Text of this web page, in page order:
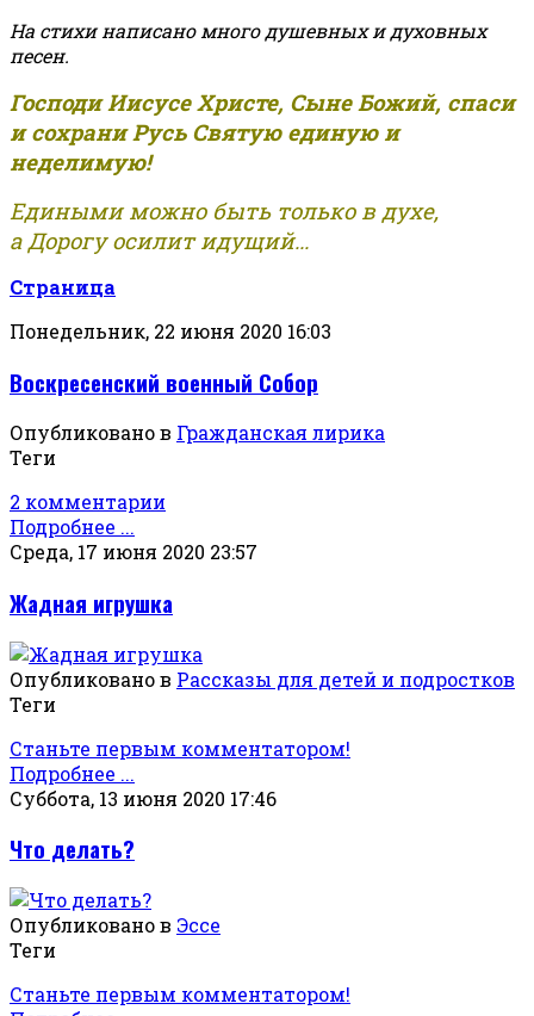
На стихи написано много душевных и духовных
песен.
Господи Иисусе Христе, Сыне Божий, спаси
и сохрани Русь Святую единую и
неделимую!
Едиными можно быть только в духе,
а Дорогу осилит идущий...
Страница
Понедельник, 22 июня 2020 16:03
Воскресенский военный Собор
Опубликовано в Гражданская лирика
Теги
2 комментарии
Подробнее ...
Среда, 17 июня 2020 23:57
Жадная игрушка
Опубликовано в Рассказы для детей и подростков
Теги
Станьте первым комментатором!
Подробнее ...
Суббота, 13 июня 2020 17:46
Что делать?
Опубликовано в Эссе
Теги
Станьте первым комментатором!